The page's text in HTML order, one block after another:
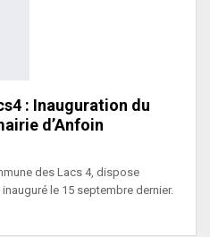
: Inauguration du
d’Anfoin
des Lacs 4, dispose
le 15 septembre dernier.